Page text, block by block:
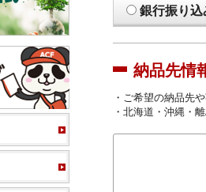
銀行振り込
納品先情
・ご希望の納品先
・北海道・沖縄・